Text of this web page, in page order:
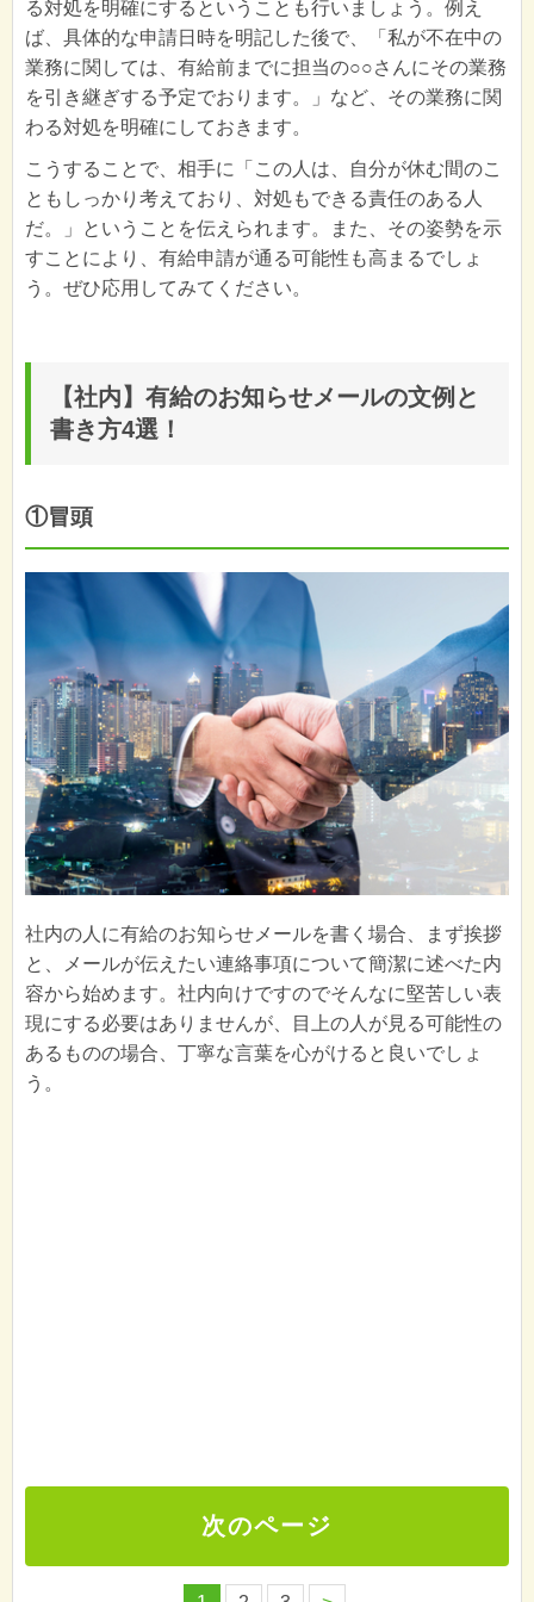
る対処を明確にするということも行いましょう。例え
ば、具体的な申請日時を明記した後で、「私が不在中の
業務に関しては、有給前までに担当の○○さんにその業務
を引き継ぎする予定でおります。」など、その業務に関
わる対処を明確にしておきます。
こうすることで、相手に「この人は、自分が休む間のこ
ともしっかり考えており、対処もできる責任のある人
だ。」ということを伝えられます。また、その姿勢を示
すことにより、有給申請が通る可能性も高まるでしょ
う。ぜひ応用してみてください。
【社内】有給のお知らせメールの文例と
書き方4選！
①冒頭
社内の人に有給のお知らせメールを書く場合、まず挨拶
と、メールが伝えたい連絡事項について簡潔に述べた内
容から始めます。社内向けですのでそんなに堅苦しい表
現にする必要はありませんが、目上の人が見る可能性の
あるものの場合、丁寧な言葉を心がけると良いでしょ
う。
次のページ